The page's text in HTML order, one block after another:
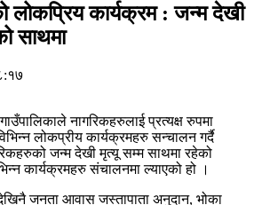
लोकप्रिय कार्यक्रम : जन्म देखी
साथमा
नागरिकहरुलाई प्रत्यक्ष रुपमा
लोकप्रीय कार्यक्रमहरु सन्चालन गर्दै
जन्म देखी मृत्यू सम्म साथमा रहेको
कार्यक्रमहरु संचालनमा ल्याएको हो ।
जनता आवास जस्तापाता अनुदान, भोका